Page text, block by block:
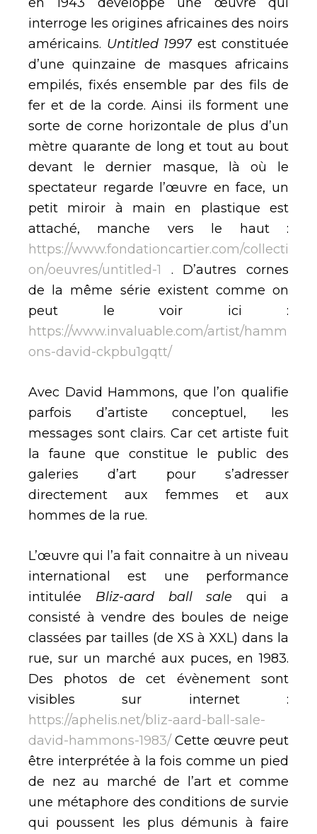
interroge les origines africaines des noirs
américains. Untitled 1997est constituée
d’une quinzaine de masques africains
empilés, fixés ensemble par des fils de
fer et de la corde. Ainsi ils forment une
sorte de corne horizontale de plus d’un
mètre quarante de long et tout au bout
devant le dernier masque, là où le
spectateur regarde l’œuvre en face, un
petit miroir à main en plastique est
attaché, manche vers le haut :
https://www.fondationcartier.com/collecti
on/oeuvres/untitled-1 . D’autres cornes
de la même série existent comme on
peut le voir ici :
https://www.invaluable.com/artist/hamm
ons-david-ckpbu1gqtt/
Avec David Hammons, que l’on qualifie
parfois d’artiste conceptuel, les
messages sont clairs. Car cet artiste fuit
la faune que constitue le public des
galeries d’art pour s’adresser
directement aux femmes et aux
hommes de la rue.
L’œuvre qui l’a fait connaitre à un niveau
international est une performance
intitulée Bliz-aard ball sale qui a
consisté à vendre des boules de neige
classées par tailles (de XS à XXL) dans la
rue, sur un marché aux puces, en 1983.
Des photos de cet évènement sont
visibles sur internet :
https://aphelis.net/bliz-aard-ball-sale-
david-hammons-1983/ Cette œuvre peut
être interprétée à la fois comme un pied
de nez au marché de l’art et comme
une métaphore des conditions de survie
qui poussent les plus démunis à faire